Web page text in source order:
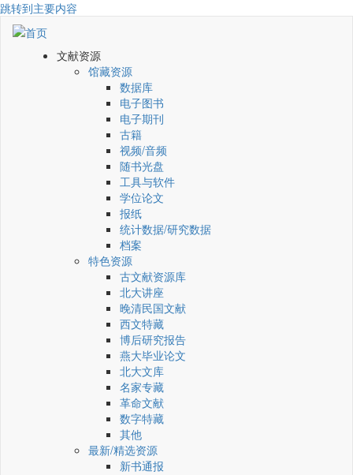
跳转到主要内容
文献资源
馆藏资源
数据库
电子图书
电子期刊
古籍
视频/音频
随书光盘
工具与软件
学位论文
报纸
统计数据/研究数据
档案
特色资源
古文献资源库
北大讲座
晚清民国文献
西文特藏
博后研究报告
燕大毕业论文
北大文库
名家专藏
革命文献
数字特藏
其他
最新/精选资源
新书通报